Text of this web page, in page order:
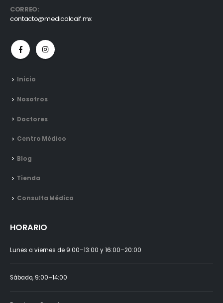
CORREO:
contacto@medicalcaif.mx
Inicio
Nosotros
Doctores
Centro Médico
Blog
Tienda
Consulta Médica
HORARIO
Lunes a viernes de 9:00–13:00 y 16:00–20:00
Sábado, 9:00–14:00